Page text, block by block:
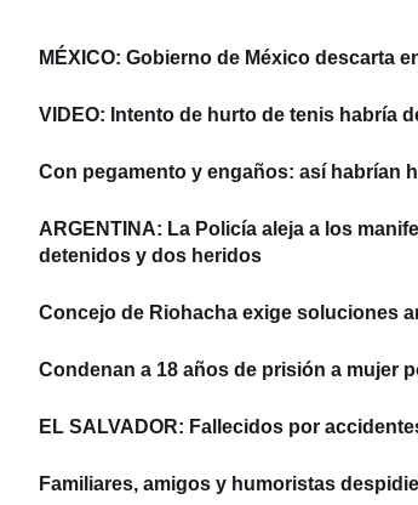
MÉXICO: Gobierno de México descarta
VIDEO: Intento de hurto de tenis habría
Con pegamento y engaños: así habrían
ARGENTINA: La Policía aleja a los
detenidos y dos heridos
Concejo de Riohacha exige soluciones
Condenan a 18 años de prisión a mujer
EL SALVADOR: Fallecidos por
Familiares, amigos y humoristas